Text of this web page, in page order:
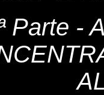
Parte -